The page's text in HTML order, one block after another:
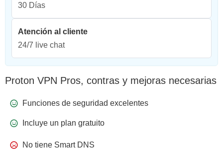
30 Días
Atención al cliente
24/7 live chat
Proton VPN Pros, contras y mejoras necesarias
Funciones de seguridad excelentes
Incluye un plan gratuito
No tiene Smart DNS